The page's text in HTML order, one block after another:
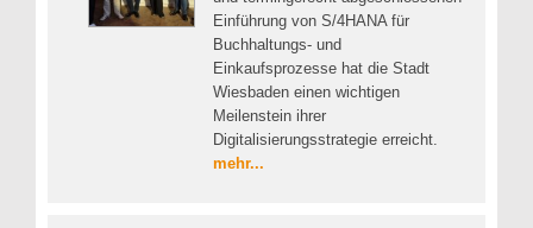
Einführung von S/4HANA für
Buchhaltungs- und
Einkaufsprozesse hat die Stadt
Wiesbaden einen wichtigen
Meilenstein ihrer
Digitalisierungsstrategie erreicht.
mehr...